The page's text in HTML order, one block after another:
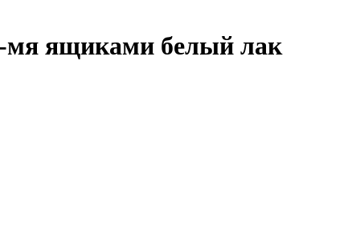
мя ящиками белый лак